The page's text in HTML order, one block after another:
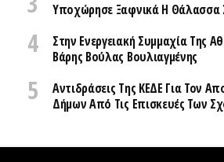
Υποχώρησε Ξαφνικά Η Θάλασσα
Στην Ενεργειακή Συμμαχία Της
Βάρης Βούλας Βουλιαγμένης
Αντιδράσεις Της ΚΕΔΕ Για Τον
Δήμων Από Τις Επισκευές Των